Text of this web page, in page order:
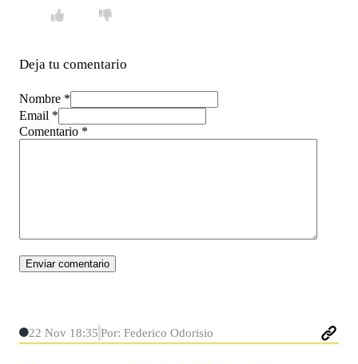
Deja tu comentario
Nombre *
Email *
Comentario *
22 Nov 18:35 Por: Federico Odorisio